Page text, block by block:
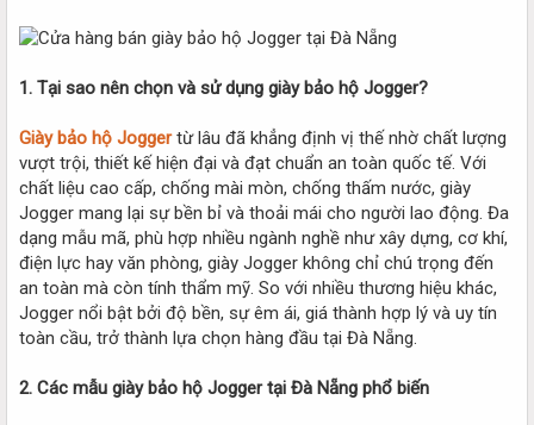
1. Tại sao nên chọn và sử dụng giày bảo hộ Jogger?
Giày bảo hộ Joggertừ lâu đã khẳng định vị thế nhờ chất lượng
vượt trội, thiết kế hiện đại và đạt chuẩn an toàn quốc tế. Với
chất liệu cao cấp, chống mài mòn, chống thấm nước, giày
Jogger mang lại sự bền bỉ và thoải mái cho người lao động. Đa
dạng mẫu mã, phù hợp nhiều ngành nghề như xây dựng, cơ khí,
điện lực hay văn phòng, giày Jogger không chỉ chú trọng đến
an toàn mà còn tính thẩm mỹ. So với nhiều thương hiệu khác,
Jogger nổi bật bởi độ bền, sự êm ái, giá thành hợp lý và uy tín
toàn cầu, trở thành lựa chọn hàng đầu tại Đà Nẵng.
2. Các mẫu giày bảo hộ Jogger tại Đà Nẵng phổ biến